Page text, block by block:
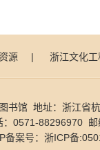
源 | 浙江文化工
书馆 地址：浙江省
：0571-88296970 邮
备案号： 浙ICP备